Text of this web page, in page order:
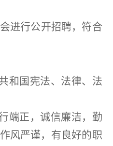
进行公开招聘，符合
和国宪法、法律、法
端正，诚信廉洁，勤
风严谨，有良好的职